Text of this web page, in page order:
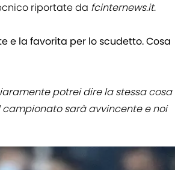
riportate da fcinternews.it.
e la favorita per lo scudetto. Cosa
potrei dire la stessa cosa
campionato sarà avvincente e noi